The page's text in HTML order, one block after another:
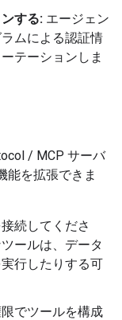
する: エージェン
ムによる認証情
テーションしま
/ MCP サーバ
能を拡張できま
続してくださ
ールは、データ
行したりする可
でツールを構成